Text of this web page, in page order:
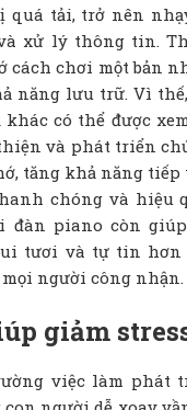
quá tải, trở nên
xử lý thông tin.
cách chơi một bản
năng lưu trữ. Vì
khác có thể được
và phát triển
tăng khả năng tiếp
chóng và hiệu
đàn piano còn
tươi và tự tin
người công nhận.
giảm
việc làm phát